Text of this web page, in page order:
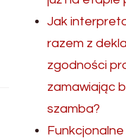
Jak
razem z
zgodności
zamawiając
szamba?